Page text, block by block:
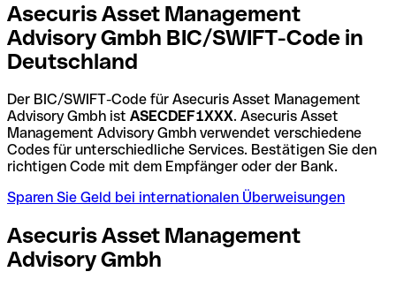
Asecuris Asset Management
Advisory Gmbh BIC/SWIFT-Code in
Deutschland
Der BIC/SWIFT-Code für Asecuris Asset Management
Advisory Gmbh ist ASECDEF1XXX. Asecuris Asset
Management Advisory Gmbh verwendet verschiedene
Codes für unterschiedliche Services. Bestätigen Sie den
richtigen Code mit dem Empfänger oder der Bank.
Sparen Sie Geld bei internationalen Überweisungen
Asecuris Asset Management
Advisory Gmbh